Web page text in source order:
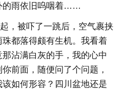
雨依旧呜咽着……
，被吓了一跳后，空气裹挟
都落得颇有生机。我看着
沾满白灰的手，我的心中
前面，随便问了个问题，
如何形容？四川盆地还是